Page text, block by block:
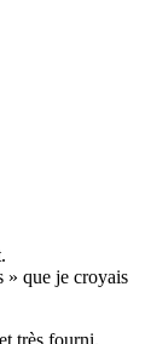
» que je croyais
très fourni.